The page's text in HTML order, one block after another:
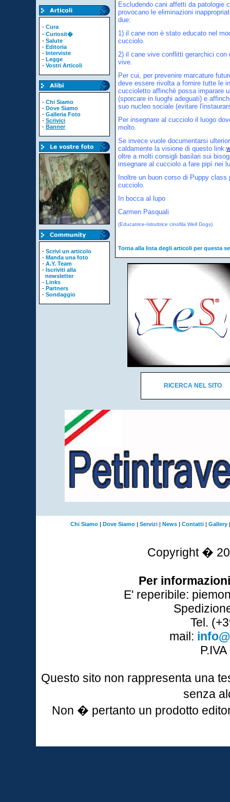
- Cura
- Curiosit�
- Salute
- Editoria
- Interviste
- Legge
- Vostri Articoli
- Chi Siamo
- Dove Siamo
- Galleria Foto
- Scrivici
- Banner
- Scrivi un articolo
- Manda una foto
- A.Y. Team
- Iscriviti alla
newsletter
- Links
- Partners
- Sondaggio
Escludendo cani affetti da patologie
provocano le eliminazioni
due:
1) il cane non è stato educato nel
cucciolo.
2) il cane vive conflitti gerarchici con
vive.
Per cui, per prevenire marcature
deve essere rivolta a fornire tutte le
cuccioletto affinchè possa imparare
(sporcare in luoghi adeguati) e
suo nucleo sociale (evitare
Per insegnare al cucciolo il luogo
molto.
Se invece vuole documentarsi
caldamente la visione di questo link:
oltre a molti consigli basilari sui
insegnare al cucciolo a fare pipì nei
Inoltre un buon corso di Puppy
cucciolo.
In bocca al lupo
Carmen Pasquali
(Educatrice-Istruttrice cinofila Well Dogs)
Torna alla lista degli articoli per questa
RICERCA NEL SITO
Chi Siamo| Dove Siamo| Servizi| News| Contatti| Gallery
Copyright �
Per informazioni
E' reperibile:
Tel.
mail:
Questo sito non rappresenta una
senza
Non � pertanto un prodotto